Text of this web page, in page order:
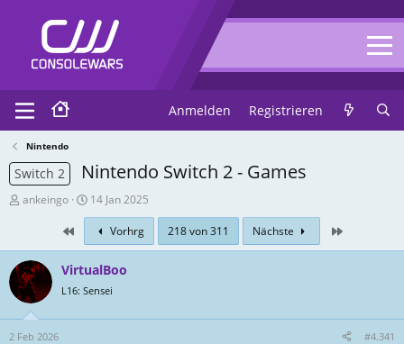
Anmelden Registrieren
Nintendo
Switch 2 Nintendo Switch 2 - Games
T
e
a
d
-
E
r
ankeingo
E
r
t
e
u
14 Jan 2025
First
Vorhrg 218 von 311 Nächste Zuletzt
VirtualBoo
L16: Sensei
2 Feb 2026 #4.341